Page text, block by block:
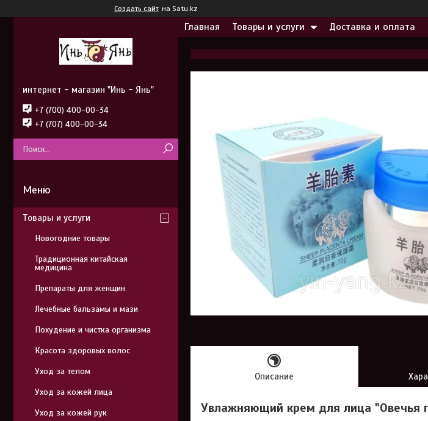
Создать сайт на Satu.kz
Главная Товары и услуги Доставка и оплата
Описание
Увлажняющий крем для лица "Овечья
интернет - магазин "Инь - Янь"
+7 (700) 400-00-34
+7 (707) 400-00-34
Товары и услуги
Новогодние товары
Традиционная китайская
медицина
Препараты для женщин
Лечебные бальзамы и мази
Похудение и чистка организма
Красота здоровых волос
Уход за телом
Уход за кожей лица
Уход за кожей рук